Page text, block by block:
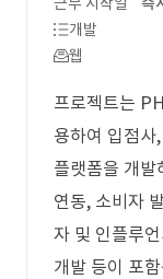
개발
웹
프로젝트는
용하여 입점사
플랫폼을 개
연동, 소비자
자 및 인플루
개발 등이 포